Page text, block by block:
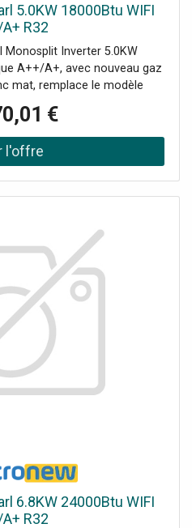
5.0KW 18000Btu WIFI
R32
Monosplit Inverter 5.0KW
A++/A+, avec nouveau gaz
mat, remplace le modèle
la machine extérieure
Télécommande (YR-HE)
le contrôle à distance de
avec lampe UV-C,
€
6.8KW 24000Btu WIFI
R32